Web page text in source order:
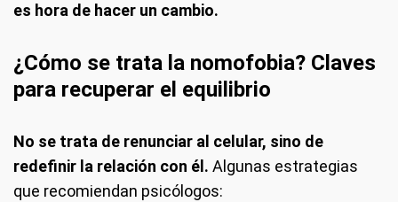
es hora de hacer un cambio.
¿Cómo se trata la nomofobia? Claves
para recuperar el equilibrio
No se trata de renunciar al celular, sino de
redefinir la relación con él. Algunas estrategias
que recomiendan psicólogos: